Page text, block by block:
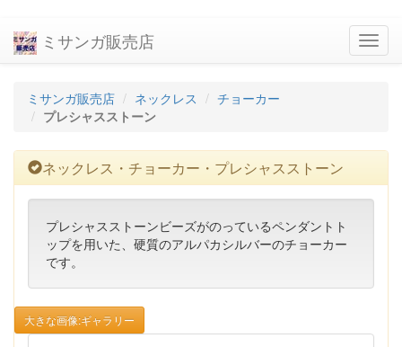
ミサンガ販売店
ミサンガ販売店 ネックレス
チョーカー
プレシャスストーン
ネックレス・チョーカー・プレシャスストーン
プレシャスストーンビーズがのっているペンダントト
ップを用いた、硬質のアルパカシルバーのチョーカー
です。
大きな画像:ギャラリー